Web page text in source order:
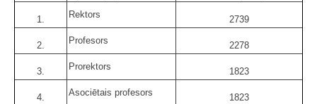
1. Rektors 2739
2. Profesors 2278
3. Prorektors 1823
4. Asociētais profesors 1823